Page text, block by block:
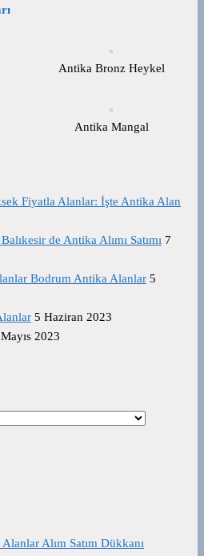
Antika Bronz Heykel
Antika Mangal
Fiyatla Alanlar: İşte Antika Alan
de Antika Alımı Satımı 7
Bodrum Antika Alanlar 5
5 Haziran 2023
2023
Alım Satım Dükkanı